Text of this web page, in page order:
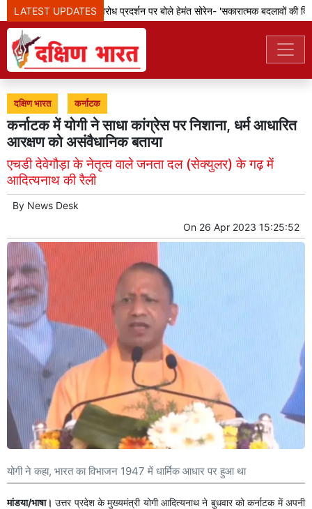
LATEST UPDATES
झारखंड: छात्रों के विरोध प्रदर्शन पर बोले हेमंत सोरेन- 'सकारात्मक बदलावों की
दक्षिण भारत कर्नाटक
कर्नाटक में योगी ने साधा कांग्रेस पर निशाना, धर्म आधारित
आरक्षण को असंवैधानिक बताया
एचडी देवेगौड़ा के नेतृत्व वाले जनता दल (सेक्युलर) के गढ़ में
आदित्यनाथ की रैली
By News Desk
On 26 Apr 2023 15:25:52
योगी ने कहा, भारत का विभाजन 1947 में धार्मिक आधार पर हुआ था
मांडया/भाषा। उत्तर प्रदेश के मुख्यमंत्री योगी आदित्यनाथ ने बुधवार को कर्नाटक में अपनी